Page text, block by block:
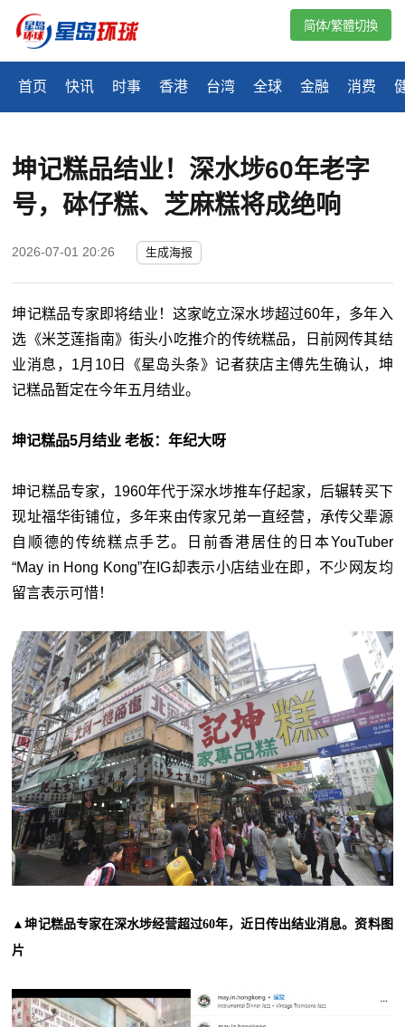
首页 快讯 时事 香港 台湾 全球 金融 消费
简体/繁體切換
坤记糕品结业！深水埗60年老字
号，砵仔糕、芝麻糕将成绝响
2026-07-01 20:26 生成海报
坤记糕品专家即将结业！这家屹立深水埗超过60年，多年入
选《米芝莲指南》街头小吃推介的传统糕品，日前网传其结
业消息，1月10日《星岛头条》记者获店主傅先生确认，坤
记糕品暂定在今年五月结业。
坤记糕品5月结业 老板：年纪大呀
坤记糕品专家，1960年代于深水埗推车仔起家，后辗转买下
现址福华街铺位，多年来由传家兄弟一直经营，承传父辈源
自顺德的传统糕点手艺。日前香港居住的日本YouTuber
“May in Hong Kong”在IG却表示小店结业在即，不少网友均
留言表示可惜！
▲坤记糕品专家在深水埗经营超过60年，近日传出结业消息。资料图
片